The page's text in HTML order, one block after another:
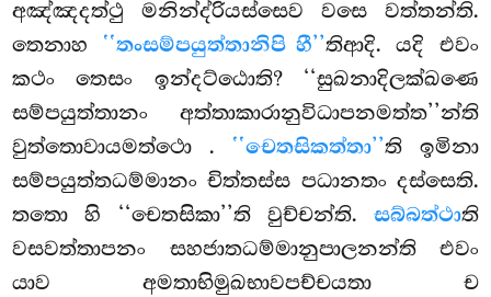
අඤ්ඤදත්ථු මනින්ද්රියස්සෙව වසෙ වත්තන්ති.
තෙනාහ ‘‘තංසම්පයුත්තානිපි හී’’තිආදි. යදි එවං
කථං තෙසං ඉන්දට්ඨොති? ‘‘සුඛනාදිලක්ඛණෙ
සම්පයුත්තානං අත්තාකාරානුවිධාපනමත්ත’’න්ති
වුත්තොවායමත්ථො. ‘‘චෙතසිකත්තා’’ති ඉමිනා
සම්පයුත්තධම්මානං චිත්තස්ස පධානතං දස්සෙති.
තතො හි ‘‘චෙතසිකා’’ති වුච්චන්ති. සබ්බත්ථාති
වසවත්තාපනං සහජාතධම්මානුපාලනන්ති එවං
යාව අමතාභිමුඛභාවපච්චයතා ච